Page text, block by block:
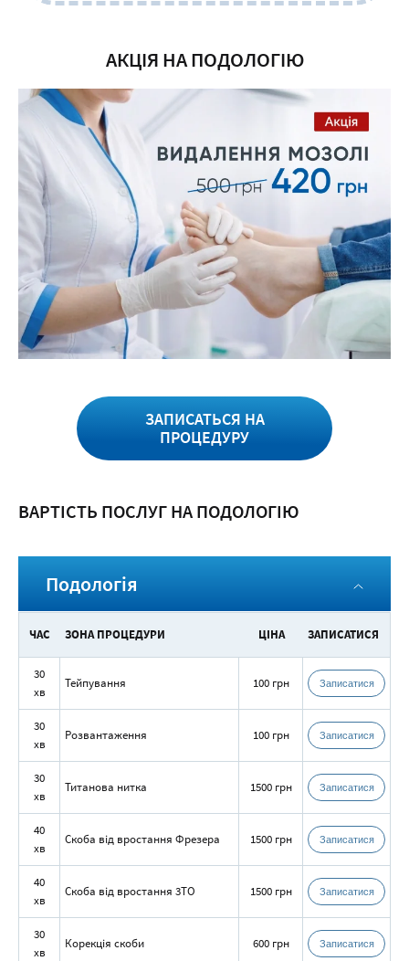
АКЦІЯ НА ПОДОЛОГІЮ
ЗАПИСАТЬСЯ НА
ПРОЦЕДУРУ
ВАРТІСТЬ ПОСЛУГ НА ПОДОЛОГІЮ
Подологія
ЧАС ЗОНА ПРОЦЕДУРИ ЦІНА ЗАПИСАТИСЯ
30
хв
Тейпування 100 грн Записатися
30
хв
Розвантаження 100 грн Записатися
30
хв
Титанова нитка 1500 грн Записатися
40
хв
Скоба від вростання Фрезера 1500 грн Записатися
40
хв
Скоба від вростання 3ТО 1500 грн Записатися
30
хв
Корекція скоби 600 грн Записатися